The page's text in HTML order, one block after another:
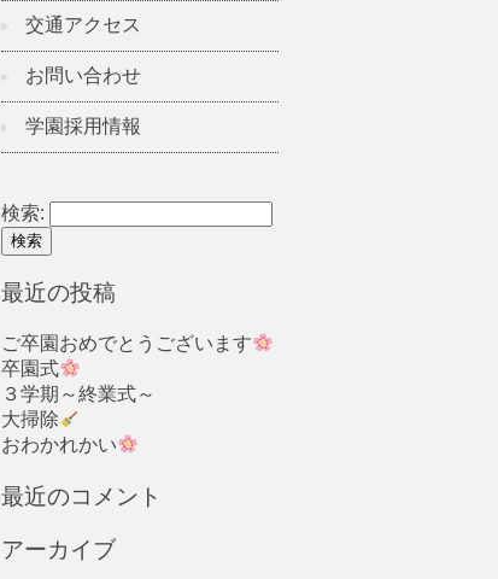
交通アクセス
お問い合わせ
学園採用情報
検索:
最近の投稿
ご卒園おめでとうございます
卒園式
３学期～終業式～
大掃除
おわかれかい
最近のコメント
アーカイブ